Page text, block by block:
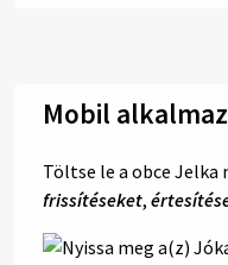
Mobil
Töltse le a obce
frissítéseket,